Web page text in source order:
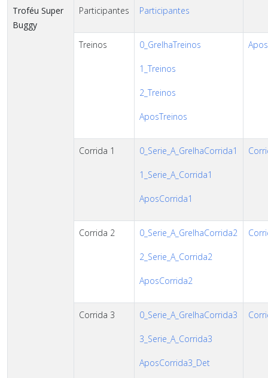
Troféu Super
Buggy
Participantes Participantes
Treinos 0_GrelhaTreinos
1_Treinos
2_Treinos
AposTreinos
Corrida 1 0_Serie_A_GrelhaCorrida1
1_Serie_A_Corrida1
AposCorrida1
Corrida 2 0_Serie_A_GrelhaCorrida2
2_Serie_A_Corrida2
AposCorrida2
Corrida 3 0_Serie_A_GrelhaCorrida3
3_Serie_A_Corrida3
AposCorrida3_Det